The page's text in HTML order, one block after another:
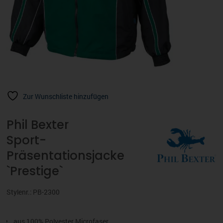
Zur Wunschliste hinzufügen
Phil Bexter
Sport-
Präsentationsjacke
`Prestige`
Stylenr.: PB-2300